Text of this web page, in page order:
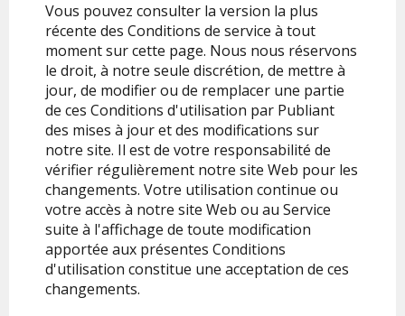
Vous pouvez consulter la version la plus
récente des Conditions de service à tout
moment sur cette page. Nous nous réservons
le droit, à notre seule discrétion, de mettre à
jour, de modifier ou de remplacer une partie
de ces Conditions d'utilisation par Publiant
des mises à jour et des modifications sur
notre site. Il est de votre responsabilité de
vérifier régulièrement notre site Web pour les
changements. Votre utilisation continue ou
votre accès à notre site Web ou au Service
suite à l'affichage de toute modification
apportée aux présentes Conditions
d'utilisation constitue une acceptation de ces
changements.